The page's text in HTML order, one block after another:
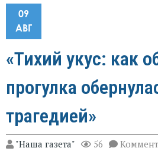
09
АВГ
«Тихий укус: как
прогулка
трагедией»
"Наша газета" 56